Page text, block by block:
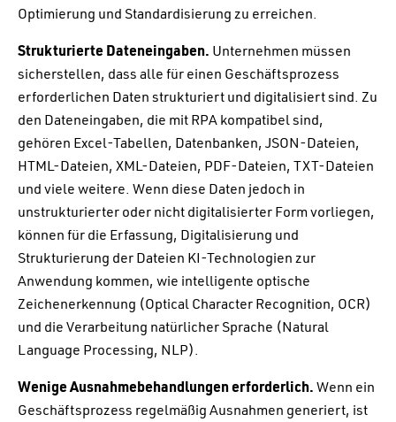
Optimierung und Standardisierung zu erreichen.
Strukturierte Dateneingaben. Unternehmen müssen
sicherstellen, dass alle für einen Geschäftsprozess
erforderlichen Daten strukturiert und digitalisiert sind. Zu
den Dateneingaben, die mit RPA kompatibel sind,
gehören Excel-Tabellen, Datenbanken, JSON-Dateien,
HTML-Dateien, XML-Dateien, PDF-Dateien, TXT-Dateien
und viele weitere. Wenn diese Daten jedoch in
unstrukturierter oder nicht digitalisierter Form vorliegen,
können für die Erfassung, Digitalisierung und
Strukturierung der Dateien KI-Technologien zur
Anwendung kommen, wie intelligente optische
Zeichenerkennung (Optical Character Recognition, OCR)
und die Verarbeitung natürlicher Sprache (Natural
Language Processing, NLP).
Wenige Ausnahmebehandlungen erforderlich.Wenn ein
Geschäftsprozess regelmäßig Ausnahmen generiert, ist